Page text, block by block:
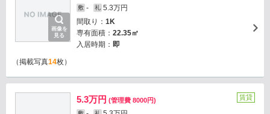
画像を
見る
敷 - 礼 5.3万円
間取り： 1K
専有面積： 22.35㎡
入居時期： 即
（掲載写真14枚）
5.3万円 (管理費 8000円) 賃貸